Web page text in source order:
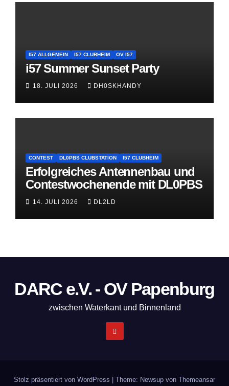
I57 ALLGEMEIN I57 CLUBHEIM OV I57
i57 Summer Sunset Party
18. JULI 2026 DH0SKHANDY
CONTEST DL0PBS CLUBSTATION I57 CLUBHEIM
Erfolgreiches Antennenbau und
Contestwochenende mit DL0PBS
14. JULI 2026 DL2LD
DARC e.V. - OV Papenburg
zwischen Waterkant und Binnenland
Stolz präsentiert von WordPress Theme: Newsup von Themeansar